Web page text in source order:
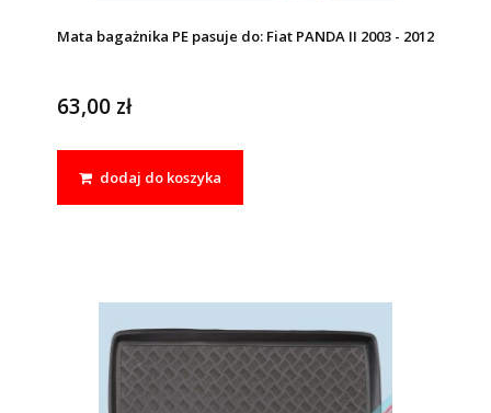
Mata bagażnika PE pasuje do: Fiat PANDA II 2003 - 2012
63,00 zł
dodaj do koszyka